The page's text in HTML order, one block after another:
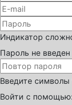
Индикатор
Пароль не введен
Введите символы
Войти с помощью: